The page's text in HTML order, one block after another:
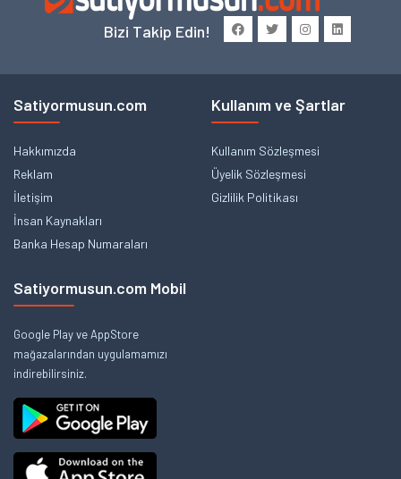
Bizi Takip Edin!
Satiyormusun.com
Hakkımızda
Reklam
İletişim
İnsan Kaynakları
Banka Hesap Numaraları
Kullanım ve Şartlar
Kullanım Sözleşmesi
Üyelik Sözleşmesi
Gizlilik Politikası
Satiyormusun.com Mobil
Google Play ve AppStore
mağazalarından uygulamamızı
indirebilirsiniz.